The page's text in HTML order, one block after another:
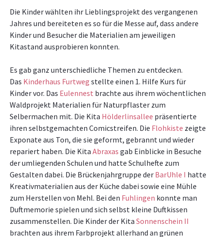
Die Kinder wählten ihr Lieblingsprojekt des vergangenen
Jahres und bereiteten es so für die Messe auf, dass andere
Kinder und Besucher die Materialien am jeweiligen
Kitastand ausprobieren konnten.
Es gab ganz unterschiedliche Themen zu entdecken.
Das Kinderhaus Furtweg stellte einen 1. Hilfe Kurs für
Kinder vor. Das Eulennest brachte aus ihrem wöchentlichen
Waldprojekt Materialien für Naturpflaster zum
Selbermachen mit. Die Kita Hölderlinsallee präsentierte
ihren selbstgemachten Comicstreifen. Die Flohkiste zeigte
Exponate aus Ton, die sie geformt, gebrannt und wieder
repariert haben. Die Kita Abraxas gab Einblicke in Besuche
der umliegenden Schulen und hatte Schulhefte zum
Gestalten dabei. Die Brückenjahrgruppe der BarUhle I hatte
Kreativmaterialien aus der Küche dabei sowie eine Mühle
zum Herstellen von Mehl. Bei den Fuhlingen konnte man
Duftmemorie spielen und sich selbst kleine Duftkissen
zusammenstellen. Die Kinder der Kita Sonnenschein II
brachten aus ihrem Farbprojekt allerhand an grünen